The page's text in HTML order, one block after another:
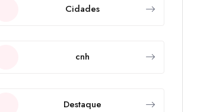
Cidades
cnh
Destaque